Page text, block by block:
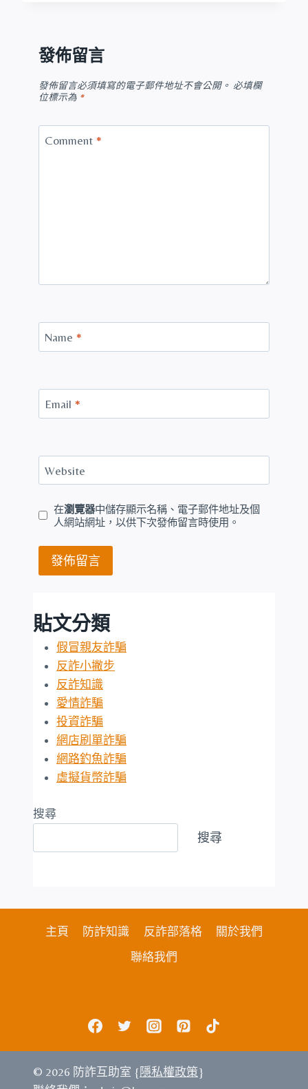
發佈留言
發佈留言必須填寫的電子郵件地址不會公開。 必填欄
位標示為 *
Comment *
Name *
Email *
Website
在瀏覽器中儲存顯示名稱、電子郵件地址及個
人網站網址，以供下次發佈留言時使用。
貼文分類
假冒親友詐騙
反詐小撇步
反詐知識
愛情詐騙
投資詐騙
網店刷單詐騙
網路釣魚詐騙
虛擬貨幣詐騙
搜尋
搜尋
主頁 防詐知識 反詐部落格
關於我們
聯絡我們
© 2026 防詐互助室 { 隱私權政策}